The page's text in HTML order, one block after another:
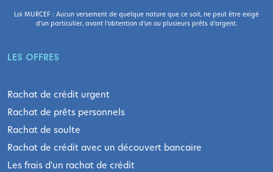
Loi MURCEF : Aucun versement de quelque nature que ce soit, ne peut être exigé
d’un particulier, avant l’obtention d’un ou plusieurs prêts d’argent.
LES OFFRES
Rachat de crédit urgent
Rachat de prêts personnels
Rachat de soulte
Rachat de crédit avec un découvert bancaire
Les frais d'un rachat de crédit